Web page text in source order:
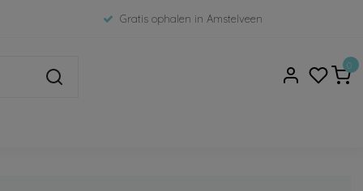
Gratis ophalen in Amstelveen
0